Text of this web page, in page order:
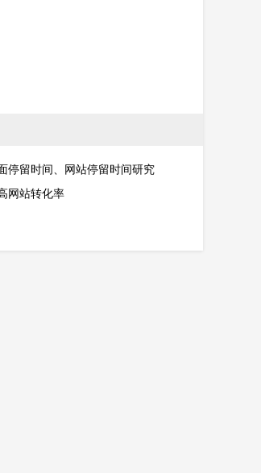
停留时间、网站停留时间研究
网站转化率